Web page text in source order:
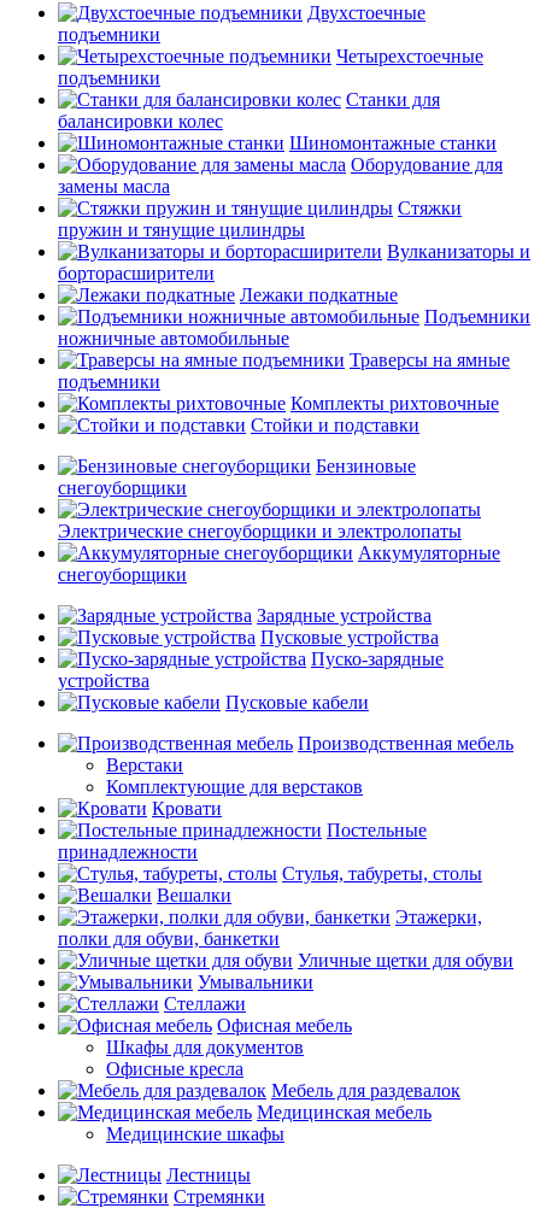
Двухстоечные
подъемники
Четырехстоечные
подъемники
Станки для
балансировки колес
Шиномонтажные станки
Оборудование для
замены масла
Стяжки
пружин и тянущие цилиндры
Вулканизаторы и
борторасширители
Лежаки подкатные
Подъемники
ножничные автомобильные
Траверсы на ямные
подъемники
Комплекты рихтовочные
Стойки и подставки
Бензиновые
снегоуборщики
Электрические снегоуборщики и электролопаты
Аккумуляторные
снегоуборщики
Зарядные устройства
Пусковые устройства
Пуско-зарядные
устройства
Пусковые кабели
Производственная мебель
Верстаки
Комплектующие для верстаков
Кровати
Постельные
принадлежности
Стулья, табуреты, столы
Вешалки
Этажерки,
полки для обуви, банкетки
Уличные щетки для обуви
Умывальники
Стеллажи
Офисная мебель
Шкафы для документов
Офисные кресла
Мебель для раздевалок
Медицинская мебель
Медицинские шкафы
Лестницы
Стремянки